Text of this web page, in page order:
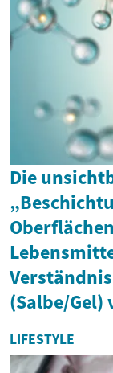
Die
(Salbe/Gel)
LIFESTYLE